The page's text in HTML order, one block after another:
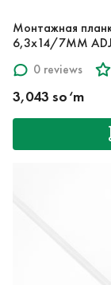
Монтажная
6,3х14/7MM
0 reviews
3,043 so‘m